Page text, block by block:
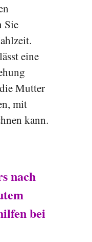
Sie
eine
Mutter
mit
kann.
nach
bei